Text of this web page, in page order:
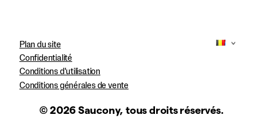
Plan du site
Confidentialité
Conditions d'utilisation
Conditions générales de vente
© 2026 Saucony, tous droits réservés.